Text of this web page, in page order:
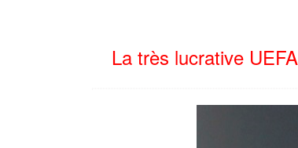
La très lucrative